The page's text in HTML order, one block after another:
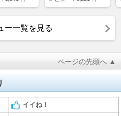
ー一覧を見る
ページの先頭へ ▲
イイね！